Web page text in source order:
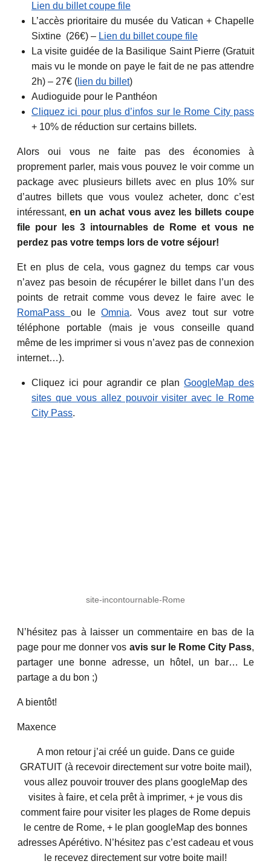
Lien du billet coupe file
L’accès prioritaire du musée du Vatican + Chapelle
Sixtine (26€) – Lien du billet coupe file
La visite guidée de la Basilique Saint Pierre (Gratuit
mais vu le monde on paye le fait de ne pas attendre
2h) – 27€ ( lien du billet)
Audioguide pour le Panthéon
Cliquez ici pour plus d’infos sur le Rome City pass
+ 10% de réduction sur certains billets.
Alors oui vous ne faite pas des économies à
proprement parler, mais vous pouvez le voir comme un
package avec plusieurs billets avec en plus 10% sur
d’autres billets que vous voulez acheter, donc c’est
intéressant,en un achat vous avez les billets coupe
file pour les 3 intournables de Rome et vous ne
perdez pas votre temps lors de votre séjour!
Et en plus de cela, vous gagnez du temps car vous
n’avez pas besoin de récupérer le billet dans l’un des
points de retrait comme vous devez le faire avec le
RomaPass ou leOmnia. Vous avez tout sur votre
téléphone portable (mais je vous conseille quand
même de les imprimer si vous n’avez pas de connexion
internet…).
Cliquez ici pour agrandir ce plan GoogleMap des
sites que vous allez pouvoir visiter avec le Rome
City Pass.
site-incontournable-Rome
N’hésitez pas à laisser un commentaire en bas de la
page pour me donner vos avis sur le Rome City Pass,
partager une bonne adresse, un hôtel, un bar… Le
partage a du bon ;)
A bientôt!
Maxence
A mon retour j’ai créé un guide. Dans ce guide
GRATUIT (à recevoir directement sur votre boite mail),
vous allez pouvoir trouver des plans googleMap des
visites à faire, et cela prêt à imprimer, + je vous dis
comment faire pour visiter les plages de Rome depuis
le centre de Rome, + le plan googleMap des bonnes
adresses Apérétivo. N’hésitez pas c’est cadeau et vous
le recevez directement sur votre boite mail!